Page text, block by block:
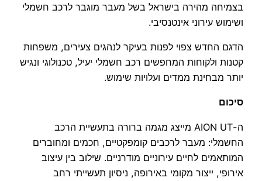
בצמיחה מהירה בישראל בשל מעבר מוגבר לרכב חשמלי
ושימוש עירוני אינטנסיבי.
הדגם החדש צפוי לפנות בעיקר לנהגים צעירים, משפחות
קטנות ולקוחות המחפשים רכב חשמלי יעיל, טכנולוגי ונגיש
יותר מבחינת ממדים ועלויות שימוש.
סיכום
ה-AION UT מייצג מגמה ברורה בתעשיית הרכב
החשמלי: מעבר לרכבים קומפקטיים, חכמים ומחוברים
המותאמים לחיים עירוניים מודרניים. שילוב בין עיצוב
אירופי, ייצור מקומי באירופה, ניסיון תעשייתי רחב